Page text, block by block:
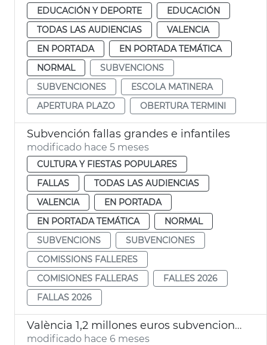
EDUCACIÓN Y DEPORTE
EDUCACIÓN
TODAS LAS AUDIENCIAS
VALENCIA
EN PORTADA
EN PORTADA TEMÁTICA
NORMAL
SUBVENCIONS
SUBVENCIONES
ESCOLA MATINERA
APERTURA PLAZO
OBERTURA TERMINI
Subvención fallas grandes e infantiles
modificado hace 5 meses
CULTURA Y FIESTAS POPULARES
FALLAS
TODAS LAS AUDIENCIAS
VALENCIA
EN PORTADA
EN PORTADA TEMÁTICA
NORMAL
SUBVENCIONS
SUBVENCIONES
COMISSIONS FALLERES
COMISIONES FALLERAS
FALLES 2026
FALLAS 2026
València 1,2 millones euros subvenciones proyectos deportivos
modificado hace 6 meses